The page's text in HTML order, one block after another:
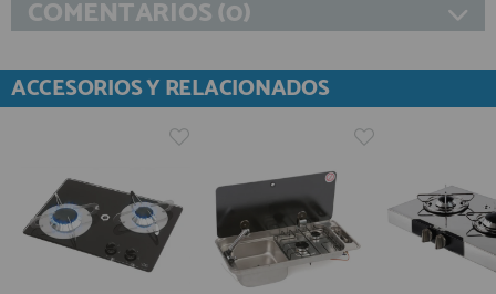
COMENTARIOS (0)
ACCESORIOS Y RELACIONADOS